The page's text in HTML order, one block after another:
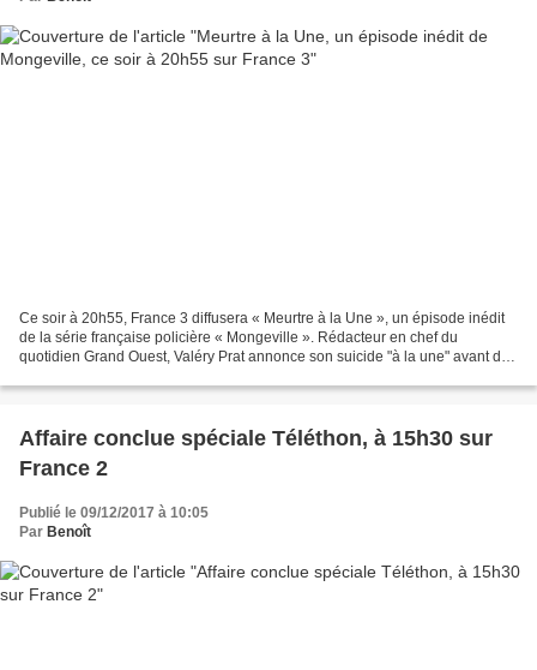
Ce soir à 20h55, France 3 diffusera « Meurtre à la Une », un épisode inédit
de la série française policière « Mongeville ». Rédacteur en chef du
quotidien Grand Ouest, Valéry Prat annonce son suicide "à la une" avant de
Affaire conclue spéciale Téléthon, à 15h30 sur
France 2
Publié le 09/12/2017 à 10:05
Par Benoît